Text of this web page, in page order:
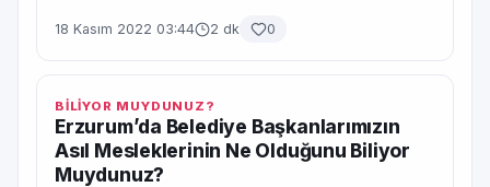
18 Kasım 2022 03:44 2 dk 0
BİLİYOR MUYDUNUZ?
Erzurum’da Belediye Başkanlarımızın
Asıl Mesleklerinin Ne Olduğunu Biliyor
Muydunuz?